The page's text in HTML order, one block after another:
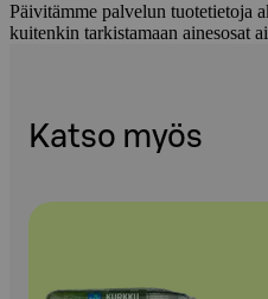
Päivitämme palvelun tuotetietoja
kuitenkin tarkistamaan ainesosat
Katso myös